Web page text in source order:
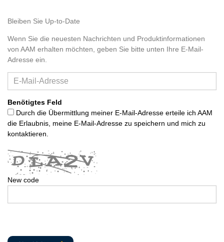
Bleiben Sie Up-to-Date
Wenn Sie die neuesten Nachrichten und Produktinformationen
von AAM erhalten möchten, geben Sie bitte unten Ihre E-Mail-
Adresse ein.
Benötigtes Feld
Durch die Übermittlung meiner E-Mail-Adresse erteile ich AAM
die Erlaubnis, meine E-Mail-Adresse zu speichern und mich zu
kontaktieren.
New code